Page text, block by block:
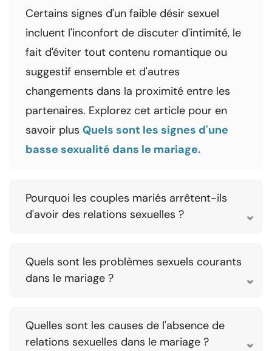
Certains signes d'un faible désir sexuel
incluent l'inconfort de discuter d'intimité, le
fait d'éviter tout contenu romantique ou
suggestif ensemble et d'autres
changements dans la proximité entre les
partenaires. Explorez cet article pour en
savoir plus Quels sont les signes d'une
basse sexualité dans le mariage.
Pourquoi les couples mariés arrêtent-ils
d'avoir des relations sexuelles ?
Quels sont les problèmes sexuels courants
dans le mariage ?
Quelles sont les causes de l'absence de
relations sexuelles dans le mariage ?